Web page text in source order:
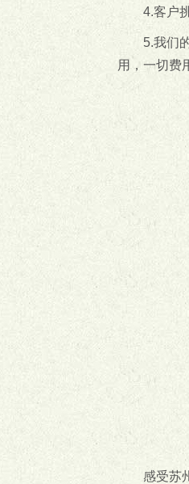
4.客户
5.我们
用，一切费
感受苏